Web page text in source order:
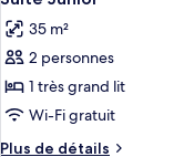
Chambre
Exécutive
toutes
les
photos
pour
ce
type
35 m²
2 personnes
1 très grand lit
Wi-Fi gratuit
Plus de détails
Plus